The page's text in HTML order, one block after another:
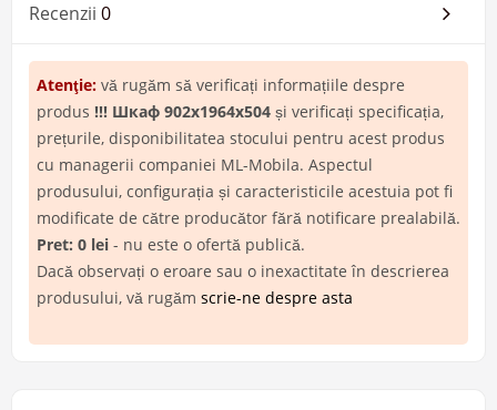
Recenzii 0
Atenţie: vă rugăm să verificați informațiile despre
produs !!! Шкаф 902x1964x504 și verificați specificația,
prețurile, disponibilitatea stocului pentru acest produs
cu managerii companiei ML-Mobila. Aspectul
produsului, configurația și caracteristicile acestuia pot fi
modificate de către producător fără notificare prealabilă.
Pret: 0 lei - nu este o ofertă publică.
Dacă observați o eroare sau o inexactitate în descrierea
produsului, vă rugăm scrie-ne despre asta